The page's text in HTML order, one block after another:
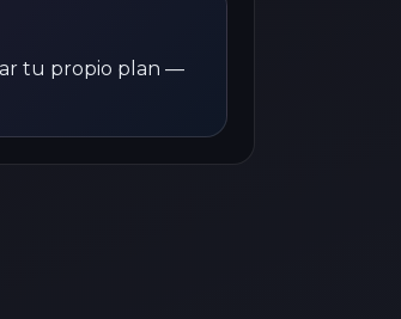
tu propio plan —